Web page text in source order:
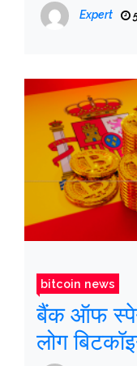
Expert
bitcoin news
बैंक ऑफ
लोग